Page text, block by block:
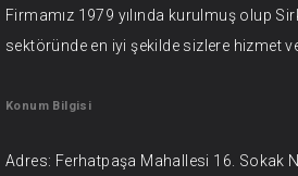
Firmamız 1979 yılında kurulmuş olup
sektöründe en iyi şekilde sizlere hizmet
Konum Bilgisi
Adres: Ferhatpaşa Mahallesi 16. Sokak